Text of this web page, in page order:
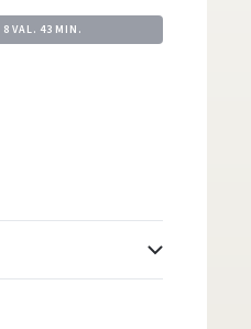
8 VAL. 43 MIN.